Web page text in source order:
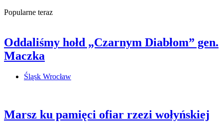
Popularne teraz
Oddaliśmy hołd „Czarnym Diabłom” gen.
Maczka
Śląsk Wrocław
Marsz ku pamięci ofiar rzezi wołyńskiej